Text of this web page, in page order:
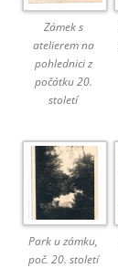
Zámek s
atelierem na
pohlednici z
počátku 20.
století
Park u zámku,
poč. 20. století